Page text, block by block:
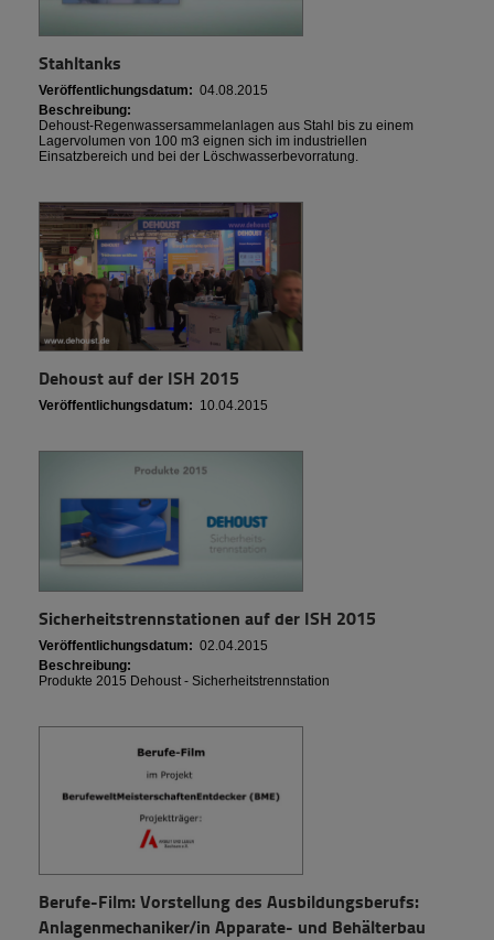
Stahltanks
Veröffentlichungsdatum: 04.08.2015
Beschreibung:
Dehoust-Regenwassersammelanlagen aus Stahl bis zu einem
Lagervolumen von 100 m3 eignen sich im industriellen
Einsatzbereich und bei der Löschwasserbevorratung.
Dehoust auf der ISH 2015
Veröffentlichungsdatum: 10.04.2015
Sicherheitstrennstationen auf der ISH 2015
Veröffentlichungsdatum: 02.04.2015
Beschreibung:
Produkte 2015 Dehoust - Sicherheitstrennstation
Berufe-Film: Vorstellung des Ausbildungsberufs:
Anlagenmechaniker/in Apparate- und Behälterbau